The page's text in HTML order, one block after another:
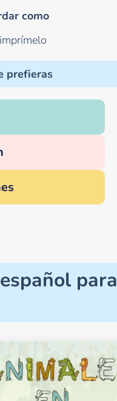
como
prefieras
para